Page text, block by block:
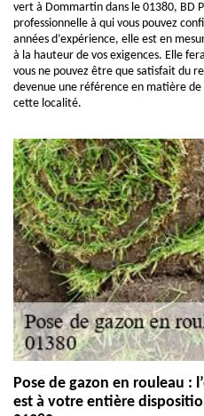
vert à Dommartin dans le 01380, BD
professionnelle à qui vous pouvez
années d’expérience, elle est en
à la hauteur de vos exigences. Elle
vous ne pouvez être que satisfait du
devenue une référence en matière de
cette localité.
Pose de gazon en rouleau :
est à votre entière